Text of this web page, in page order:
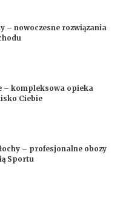
– nowoczesne rozwiązania
– kompleksowa opieka
Ciebie
– profesjonalne obozy
Sportu